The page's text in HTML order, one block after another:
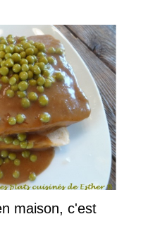
maison, c'est